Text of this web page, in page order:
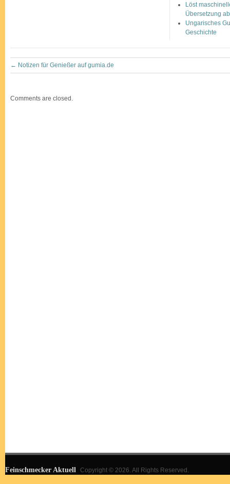
Löst
Übersetzung
Ungarisches
Geschichte
← Notizen für Genießer auf gumia.de
Comments are closed.
Feinschmecker Aktuell Copyright © 2026. All Rights Reserved.